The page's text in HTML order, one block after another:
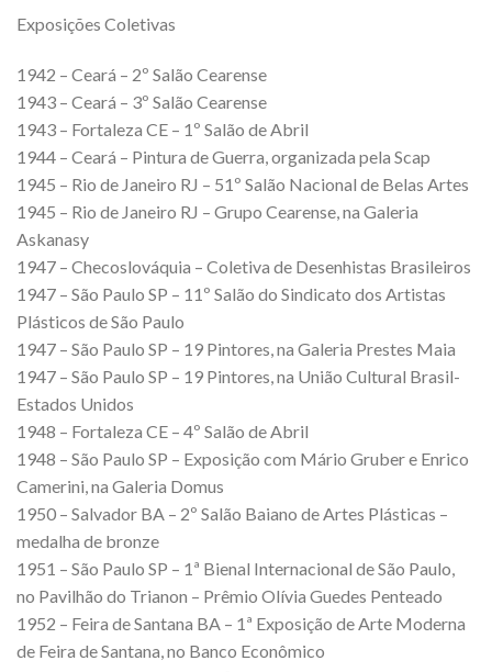
Exposições Coletivas
1942 – Ceará – 2º Salão Cearense
1943 – Ceará – 3º Salão Cearense
1943 – Fortaleza CE – 1º Salão de Abril
1944 – Ceará – Pintura de Guerra, organizada pela Scap
1945 – Rio de Janeiro RJ – 51º Salão Nacional de Belas Artes
1945 – Rio de Janeiro RJ – Grupo Cearense, na Galeria
Askanasy
1947 – Checoslováquia – Coletiva de Desenhistas Brasileiros
1947 – São Paulo SP – 11º Salão do Sindicato dos Artistas
Plásticos de São Paulo
1947 – São Paulo SP – 19 Pintores, na Galeria Prestes Maia
1947 – São Paulo SP – 19 Pintores, na União Cultural Brasil-
Estados Unidos
1948 – Fortaleza CE – 4º Salão de Abril
1948 – São Paulo SP – Exposição com Mário Gruber e Enrico
Camerini, na Galeria Domus
1950 – Salvador BA – 2º Salão Baiano de Artes Plásticas –
medalha de bronze
1951 – São Paulo SP – 1ª Bienal Internacional de São Paulo,
no Pavilhão do Trianon – Prêmio Olívia Guedes Penteado
1952 – Feira de Santana BA – 1ª Exposição de Arte Moderna
de Feira de Santana, no Banco Econômico